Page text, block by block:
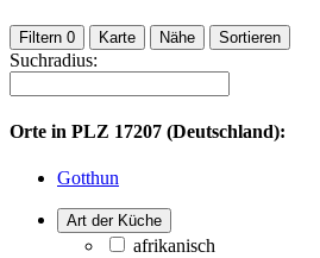
Filtern 0 Karte Nähe Sortieren
Suchradius:
Orte in PLZ 17207 (Deutschland):
Gotthun
Art der Küche
afrikanisch